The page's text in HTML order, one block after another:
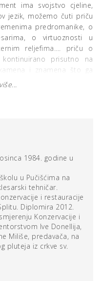
ima svojstvo cjeline,
jezik, možemo čuti priču
predromanike, o
o virtuoznosti u
reljefima…. priču o
prisutno na
i znamena što ga
skulpture, mladi
pluteja oltarne pregrade,
minulom vremenu
skulpture.
1984. godine u
u Pučišćima na
tehničar.
i restauracije
Diplomira 2012.
Konzervacije i
Ive Donellija,
Miliše, predavača, na
pluteja iz crkve sv.